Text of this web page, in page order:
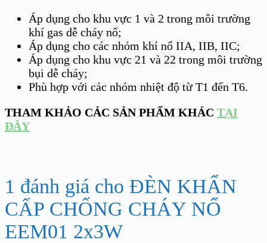
Áp dụng cho khu vực 1 và 2 trong môi trường
khí gas dễ cháy nổ;
Áp dụng cho các nhóm khí nổ IIA, IIB, IIC;
Áp dụng cho khu vực 21 và 22 trong môi trường
bụi dễ cháy;
Phù hợp với các nhóm nhiệt độ từ T1 đến T6.
THAM KHẢO CÁC SẢN PHẨM KHÁC TẠI
ĐÂY
1 đánh giá cho ĐÈN KHẨN
CẤP CHỐNG CHÁY NỔ
EEM01 2x3W